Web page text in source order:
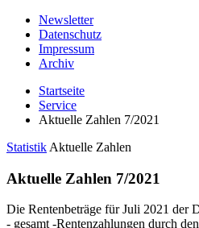
Newsletter
Datenschutz
Impressum
Archiv
Startseite
Service
Aktuelle Zahlen 7/2021
Statistik Aktuelle Zahlen
Aktuelle Zahlen 7/2021
Die Rentenbeträge für Juli 2021 der
- gesamt -Rentenzahlungen durch